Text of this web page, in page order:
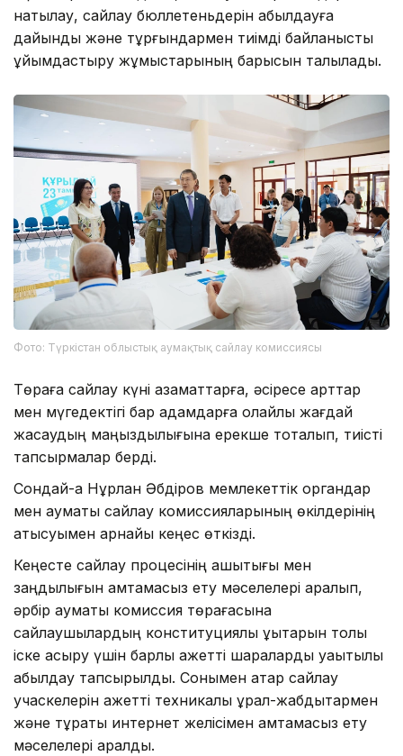
нақтылау, сайлау бюллетеньдерін қабылдауға
дайындық және тұрғындармен тиімді байланысты
ұйымдастыру жұмыстарының барысын талқылады.
Фото: Түркістан облыстық аумақтық сайлау комиссиясы
Төраға сайлау күні азаматтарға, әсіресе қарттар
мен мүгедектігі бар адамдарға қолайлы жағдай
жасаудың маңыздылығына ерекше тоқталып, тиісті
тапсырмалар берді.
Сондай-ақ Нұрлан Әбдіров мемлекеттік органдар
мен аумақтық сайлау комиссияларының өкілдерінің
қатысуымен арнайы кеңес өткізді.
Кеңесте сайлау процесінің ашықтығы мен
заңдылығын қамтамасыз ету мәселелері қаралып,
әрбір аумақтық комиссия төрағасына
сайлаушылардың конституциялық құқықтарын толық
іске асыру үшін барлық қажетті шараларды уақытылы
қабылдау тапсырылды. Сонымен қатар сайлау
учаскелерін қажетті техникалық құрал-жабдықтармен
және тұрақты интернет желісімен қамтамасыз ету
мәселелері қаралды.